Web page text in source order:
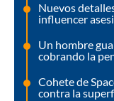
Nuevos
influencer
Un hombre
cobrando la
Cohete de
contra la